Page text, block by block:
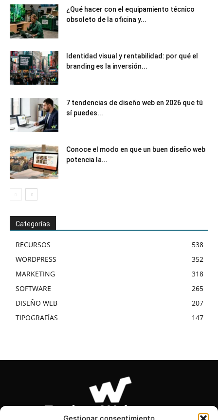
¿Qué hacer con el equipamiento técnico
obsoleto de la oficina y...
Identidad visual y rentabilidad: por qué el
branding es la inversión...
7 tendencias de diseño web en 2026 que tú
sí puedes...
Conoce el modo en que un buen diseño web
potencia la...
Categorías
RECURSOS
538
WORDPRESS
352
MARKETING
318
SOFTWARE
265
DISEÑO WEB
207
TIPOGRAFÍAS
147